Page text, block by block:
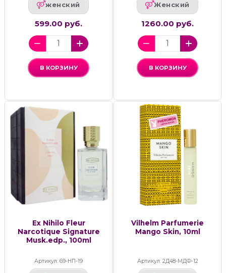
женский
599.00 руб.
В КОРЗИНУ
Женский
1260.00 руб.
В КОРЗИНУ
Ex Nihilo Fleur
Narcotique Signature
Musk.edp., 100ml
Артикул: 69-НП-19
Vilhelm Parfumerie
Mango Skin, 10ml
Артикул: 2Д48-МДФ-12